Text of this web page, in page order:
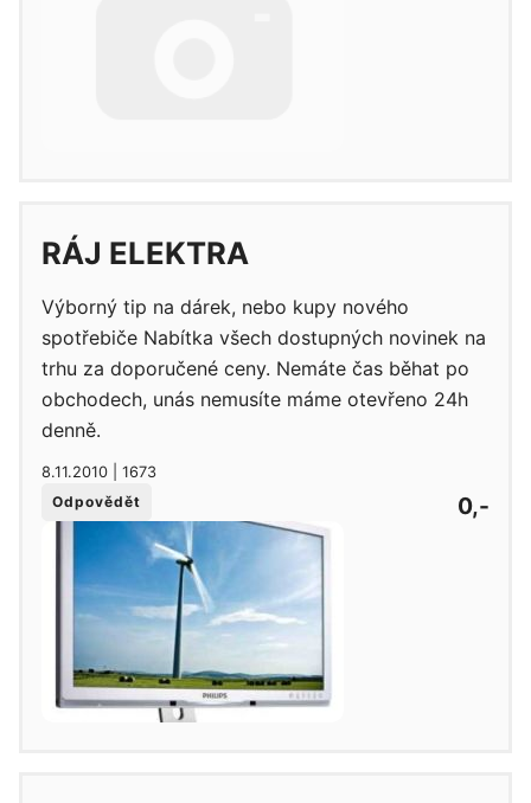
RÁJ ELEKTRA
Výborný tip na dárek, nebo kupy nového
spotřebiče Nabítka všech dostupných novinek na
trhu za doporučené ceny. Nemáte čas běhat po
obchodech, unás nemusíte máme otevřeno 24h
denně.
8.11.2010 | 1673
Odpovědět
0,-